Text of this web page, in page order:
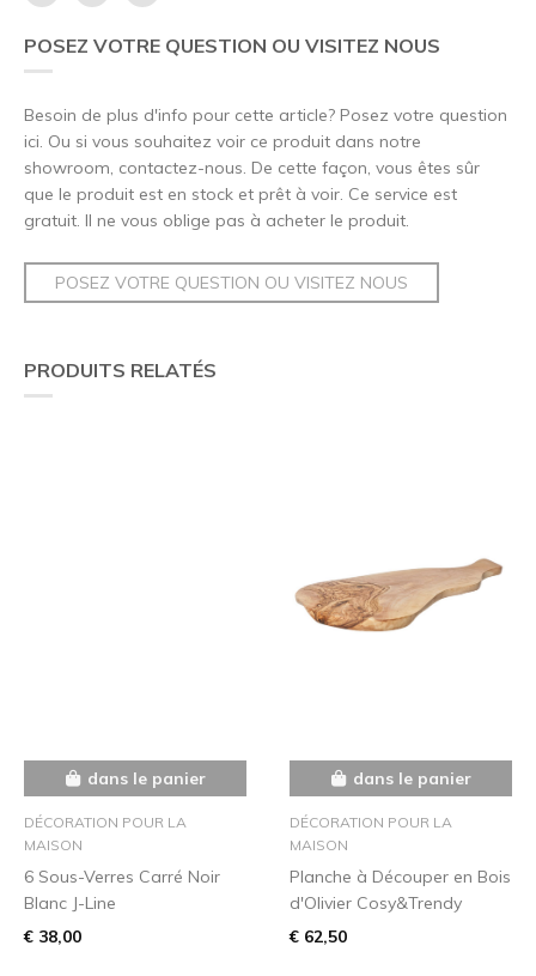
POSEZ VOTRE QUESTION OU VISITEZ NOUS
Besoin de plus d'info pour cette article? Posez votre question
ici. Ou si vous souhaitez voir ce produit dans notre
showroom, contactez-nous. De cette façon, vous êtes sûr
que le produit est en stock et prêt à voir. Ce service est
gratuit. Il ne vous oblige pas à acheter le produit.
POSEZ VOTRE QUESTION OU VISITEZ NOUS
PRODUITS RELATÉS
dans le panier
DÉCORATION POUR LA
MAISON
6 Sous-Verres Carré Noir
Blanc J-Line
€ 38,00
dans le panier
DÉCORATION POUR LA
MAISON
Planche à Découper en Bois
d'Olivier Cosy&Trendy
€ 62,50